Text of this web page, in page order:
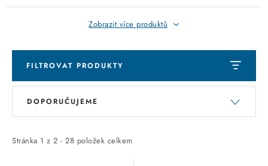
OHŘÍVAČE VODY
CHYTRÁ DOMÁCNOST
Zobrazit více produktů
FILTROVAT PRODUKTY
V
i
Stránka 1 z 2 - 28 položek celkem
Ř
e
DOPORUČUJEME